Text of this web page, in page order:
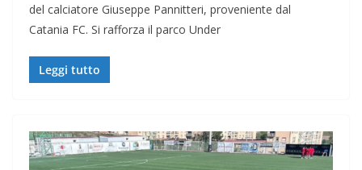
del calciatore Giuseppe Pannitteri, proveniente dal
Catania FC. Si rafforza il parco Under
Leggi tutto